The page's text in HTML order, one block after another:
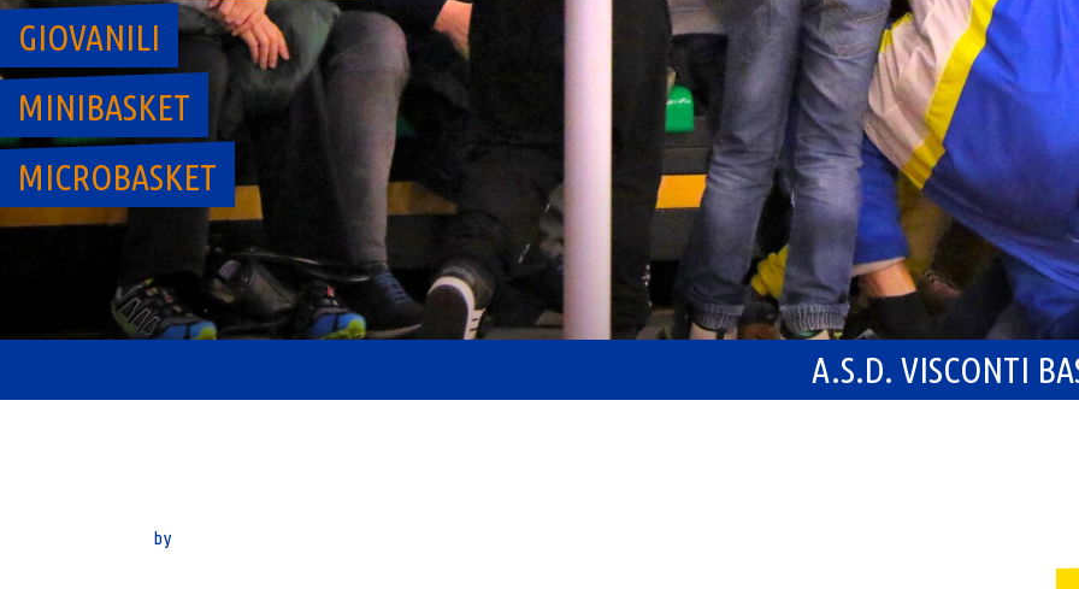
A.S.D. VISCONTI
GIOVANILI
MINIBASKET
MICROBASKET
by